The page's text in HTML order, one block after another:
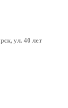
ул. 40 лет